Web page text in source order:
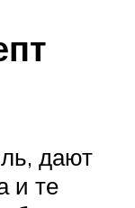
дают
и те